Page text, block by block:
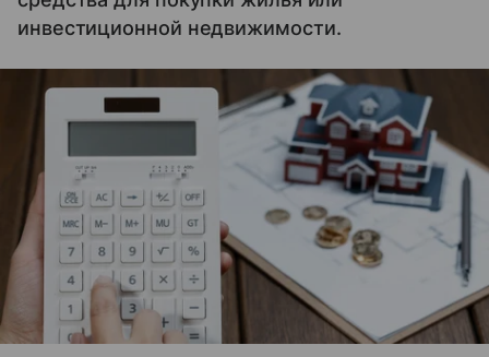
инвестиционной недвижимости.